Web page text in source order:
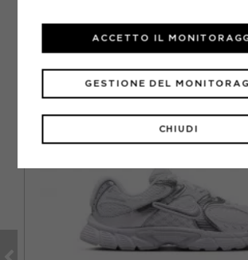
CONSIGLIATI
CHIUDI
GESTIONE DEL
ACCETTO IL